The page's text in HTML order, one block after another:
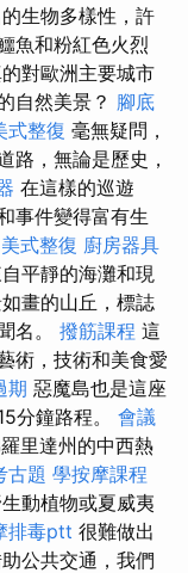
生物多樣性，許
魚和粉紅色火烈
對歐洲主要城市
自然美景？ 腳底
式整復 毫無疑問，
路，無論是歷史，
在這樣的巡遊
事件變得富有生
式整復 廚房器具
平靜的海灘和現
畫的山丘，標誌
名。 撥筋課程 這
術，技術和美食愛
期 惡魔島也是這座
分鐘路程。 會議
里達州的中西熱
古題 學按摩課程
動植物或夏威夷
排毒ptt 很難做出
公共交通，我們